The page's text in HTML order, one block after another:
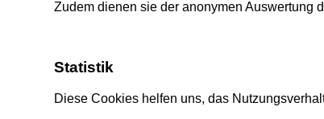
Zudem dienen sie der anonymen Auswertung
Statistik
Diese Cookies helfen uns, das